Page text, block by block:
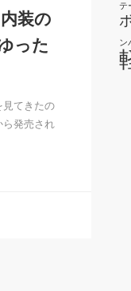
装の
った
見てきたの
ら発売され
テ
ン